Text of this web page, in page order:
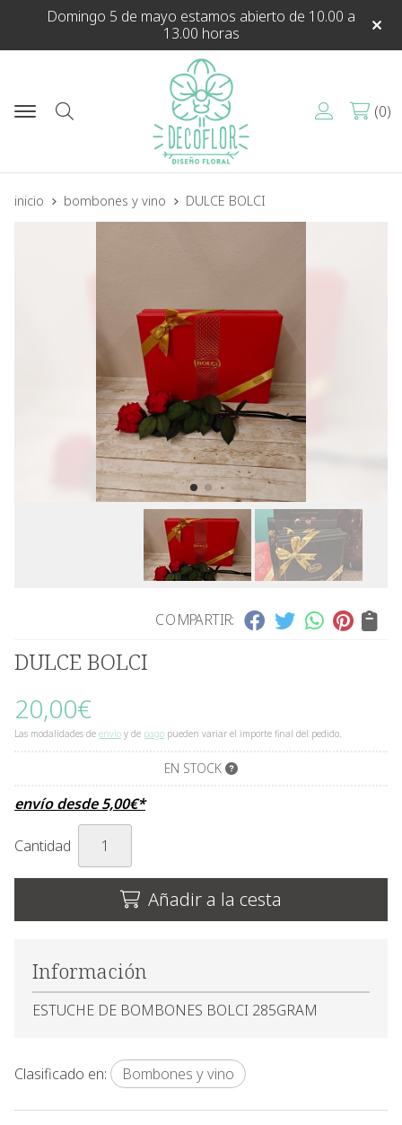
Domingo 5 de mayo estamos abierto de 10.00 a
13.00 horas
Buscar
0
inicio bombones y vino DULCE BOLCI
COMPARTIR:
DULCE BOLCI
20,00€
Las modalidades de envío y de pago pueden variar el importe final del pedido.
EN STOCK
envío desde5,00€*
Cantidad
Añadir a la cesta
Información
ESTUCHE DE BOMBONES BOLCI 285GRAM
Clasificado en: Bombones y vino